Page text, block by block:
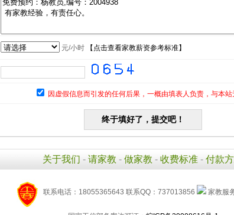
元/小时【 点击查看家教薪资参考标准】
因虚假信息而引发的任何后果，一概由填表人负责，与本站
关于我们 - 请家教 - 做家教 - 收费标准 - 付款
联系电话：18055365643 联系QQ：737013856 家教服